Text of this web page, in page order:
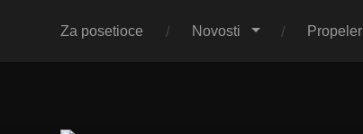
Za posetioce Novosti Propeler